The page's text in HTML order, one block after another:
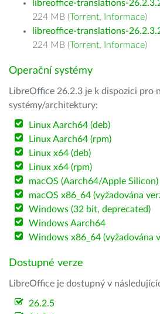
libreoffice-translations-
224 MB (Torrent, Informace)
libreoffice-translations-
224 MB (Torrent, Informace)
Operační systémy
LibreOffice 26.2.3 je k dispozici pro
systémy/architektury:
Linux Aarch64 (deb)
Linux Aarch64 (rpm)
Linux x64 (deb)
Linux x64 (rpm)
macOS (Aarch64/Apple Silicon)
macOS x86_64 (vyžadována
Windows (32 bit, deprecated)
Windows Aarch64
Windows x86_64 (vyžadována
Dostupné verze
LibreOffice je dostupný v
26.2.5